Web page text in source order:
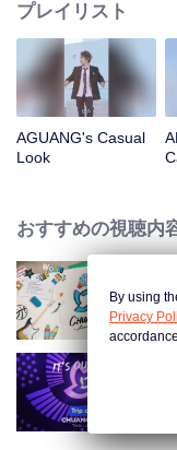
プレイリスト
AGUANG's Casual
Look
おすすめの視聴内
By using
Privacy